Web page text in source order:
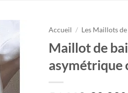
Ajouter
à la liste
de
souhaits
Accueil / Les Maillots
Maillot de
asymétrique